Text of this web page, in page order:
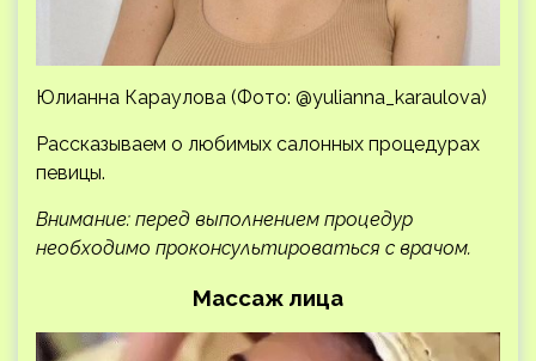
Юлианна Караулова (Фото: @yulianna_karaulova)
Рассказываем о любимых салонных процедурах
певицы.
Внимание: перед выполнением процедур
необходимо проконсультироваться с врачом.
Массаж лица